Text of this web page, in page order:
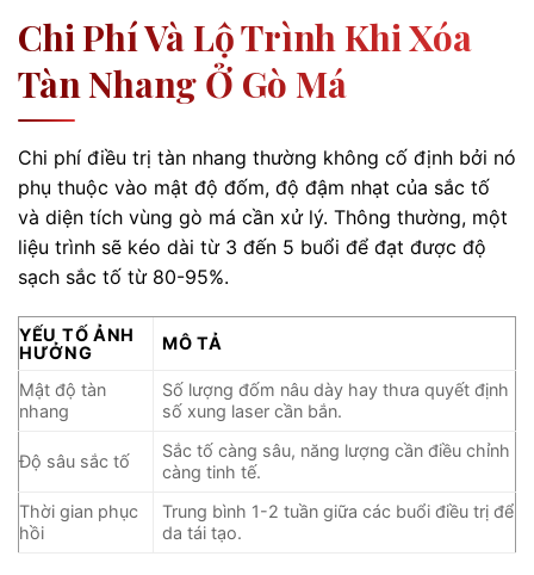
Chi Phí Và Lộ Trình Khi Xóa
Tàn Nhang Ở Gò Má
Chi phí điều trị tàn nhang thường không cố định bởi nó
phụ thuộc vào mật độ đốm, độ đậm nhạt của sắc tố
và diện tích vùng gò má cần xử lý. Thông thường, một
liệu trình sẽ kéo dài từ 3 đến 5 buổi để đạt được độ
sạch sắc tố từ 80-95%.
YẾU TỐ ẢNH
HƯỞNG
MÔ TẢ
Mật độ tàn
nhang
Số lượng đốm nâu dày hay thưa quyết định
số xung laser cần bắn.
Độ sâu sắc tố
Sắc tố càng sâu, năng lượng cần điều chỉnh
càng tinh tế.
Thời gian phục
hồi
Trung bình 1-2 tuần giữa các buổi điều trị để
da tái tạo.